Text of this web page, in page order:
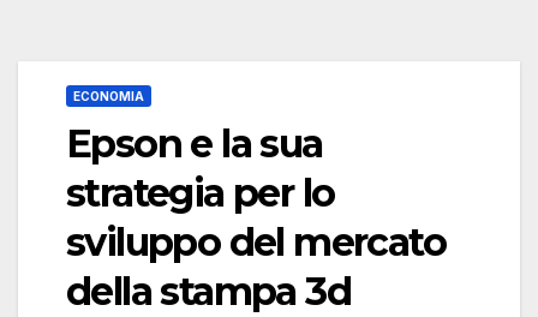
ECONOMIA
Epson e la sua
strategia per lo
sviluppo del mercato
della stampa 3d